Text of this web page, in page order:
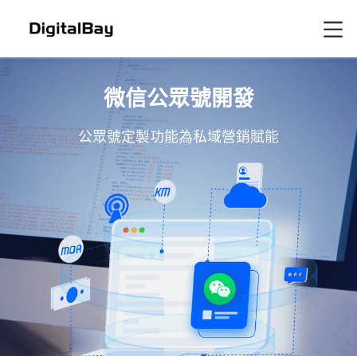
微信公眾號開發
公眾號定製功能為私域營銷賦能